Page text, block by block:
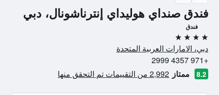
فندق صنداي هوليداي إنترناشونال، دبي
فندق
4 نجوم
دبي، الامارات العربية المتحدة
+971 4357 2999
8.2 ممتاز 2,992 من التقييمات تم التحقق منها